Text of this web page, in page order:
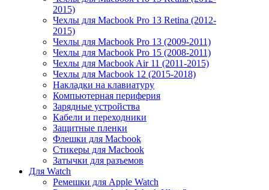
2015)
Чехлы для Macbook Pro 13 Retina (2012-
2015)
Чехлы для Macbook Pro 13 (2009-2011)
Чехлы для Macbook Pro 15 (2008-2011)
Чехлы для Macbook Air 11 (2011-2015)
Чехлы для Macbook 12 (2015-2018)
Накладки на клавиатуру
Компьютерная периферия
Зарядные устройства
Кабели и переходники
Защитные пленки
Флешки для Macbook
Стикеры для Macbook
Затычки для разъемов
Для Watch
Ремешки для Apple Watch